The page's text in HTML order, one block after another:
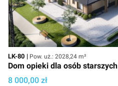
Kod
LK-80 Powierzchnia użytkowa
Pow. uż.: 2028,24 m²
Dom opieki dla osób starszych
Cena projektu
8 000,00 zł